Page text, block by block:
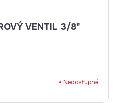
VENTIL 3/8"
Nedostupné